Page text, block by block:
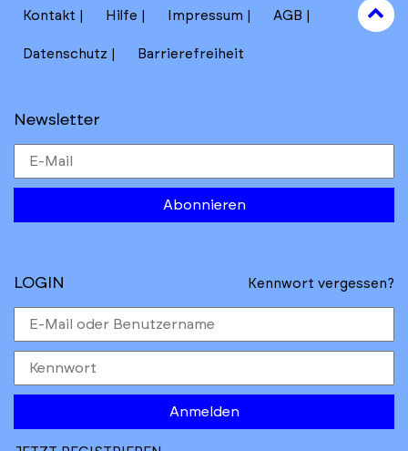
Kontakt Hilfe Impressum AGB
Datenschutz Barrierefreiheit
Newsletter
Abonnieren
to
top
LOGIN Kennwort vergessen?
Anmelden